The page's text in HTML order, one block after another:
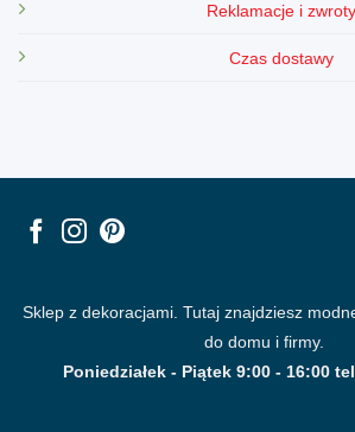
Reklamacje i zwroty
Czas dostawy
Sklep z dekoracjami. Tutaj znajdziesz
do domu i firmy.
Poniedziałek - Piątek 9:00 - 16:00